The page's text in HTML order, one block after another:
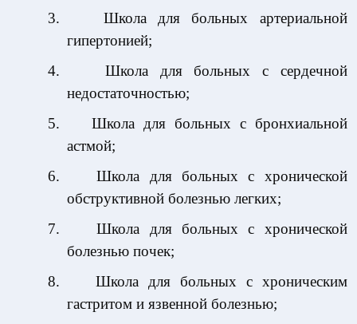
3.
Школа для больных артериальной
гипертонией;
4.
Школа для больных с сердечной
недостаточностью;
5.
Школа для больных с бронхиальной
астмой;
6.
Школа для больных с хронической
обструктивной болезнью легких;
7.
Школа для больных с хронической
болезнью почек;
8.
Школа для больных с хроническим
гастритом и язвенной болезнью;